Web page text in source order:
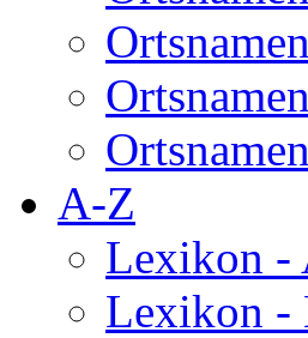
A-Z
Lexikon -
Lexikon -